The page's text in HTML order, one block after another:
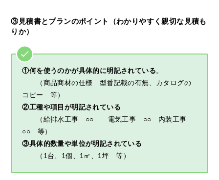
③見積書とプランのポイント（わかりやすく親切な見積も
りか）
①何を使うのかが具体的に明記されている。
（商品商材の仕様 型番記載の有無、カタログの
コピー 等）
②工種や項目が明記されている
（給排水工事 ○○ 電気工事 ○○ 内装工事
○○ 等）
③具体的数量や単位が明記されている
（1台、1個、1㎡、1坪 等）